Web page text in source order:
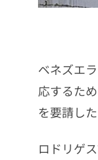
ベネズエ
応するた
を要請し
ロドリゲ